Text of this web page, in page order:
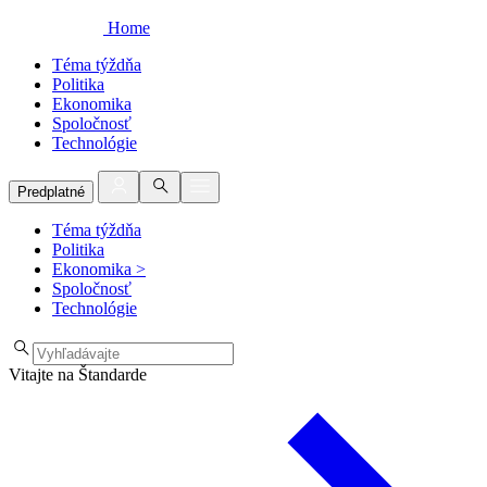
Home
Téma týždňa
Politika
Ekonomika
Spoločnosť
Technológie
Predplatné
Téma týždňa
Politika
Ekonomika >
Spoločnosť
Technológie
Vitajte na Štandarde